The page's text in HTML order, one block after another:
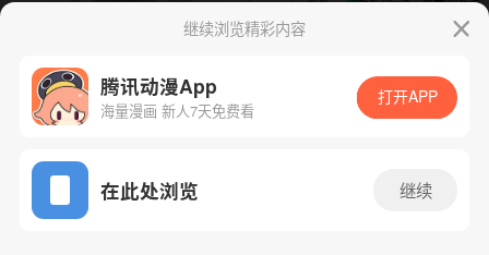
App免费看
下一话 腾漫App免费看
继续浏览精彩内容
腾讯动漫App
海量漫画 新人7天免费看
打开APP
在此处浏览 继续